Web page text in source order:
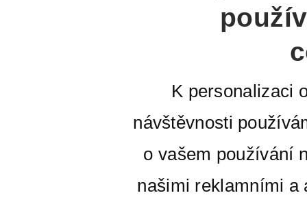
K personalizaci
návštěvnosti
o vašem používání
našimi reklamními a